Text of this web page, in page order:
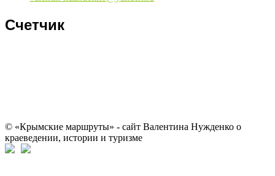
Счетчик
© «Крымские маршруты» - сайт Валентина Нужденко о
краеведении, истории и туризме